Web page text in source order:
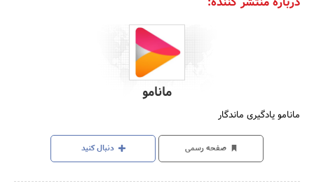
مانامو
مانامو یادگیری ماندگار
صفحه رسمی دنبال کنید